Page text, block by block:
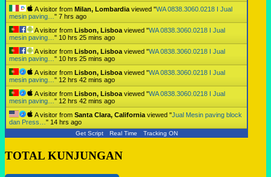
A visitor from Milan, Lombardia viewed "WA 0838.3060.0218 I Jual
mesin paving… " 7 hrs ago
A visitor from Lisbon, Lisboa viewed "WA 0838.3060.0218 I Jual
mesin paving… " 10 hrs 25 mins ago
A visitor from Lisbon, Lisboa viewed "WA 0838.3060.0218 I Jual
mesin paving… " 10 hrs 25 mins ago
A visitor from Lisbon, Lisboa viewed "WA 0838.3060.0218 I Jual
mesin paving… " 12 hrs 42 mins ago
A visitor from Lisbon, Lisboa viewed "WA 0838.3060.0218 I Jual
mesin paving… " 12 hrs 42 mins ago
A visitor from Santa Clara, California viewed "Jual Mesin paving block
dan Press… " 14 hrs ago
Get Script Real Time Tracking ON
TOTAL KUNJUNGAN